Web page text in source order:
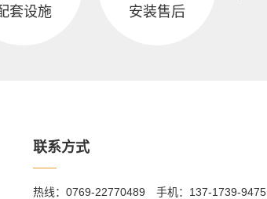
套设施 安装售后
联系方式
热线：0769-22770489 手机：137-1739-9475